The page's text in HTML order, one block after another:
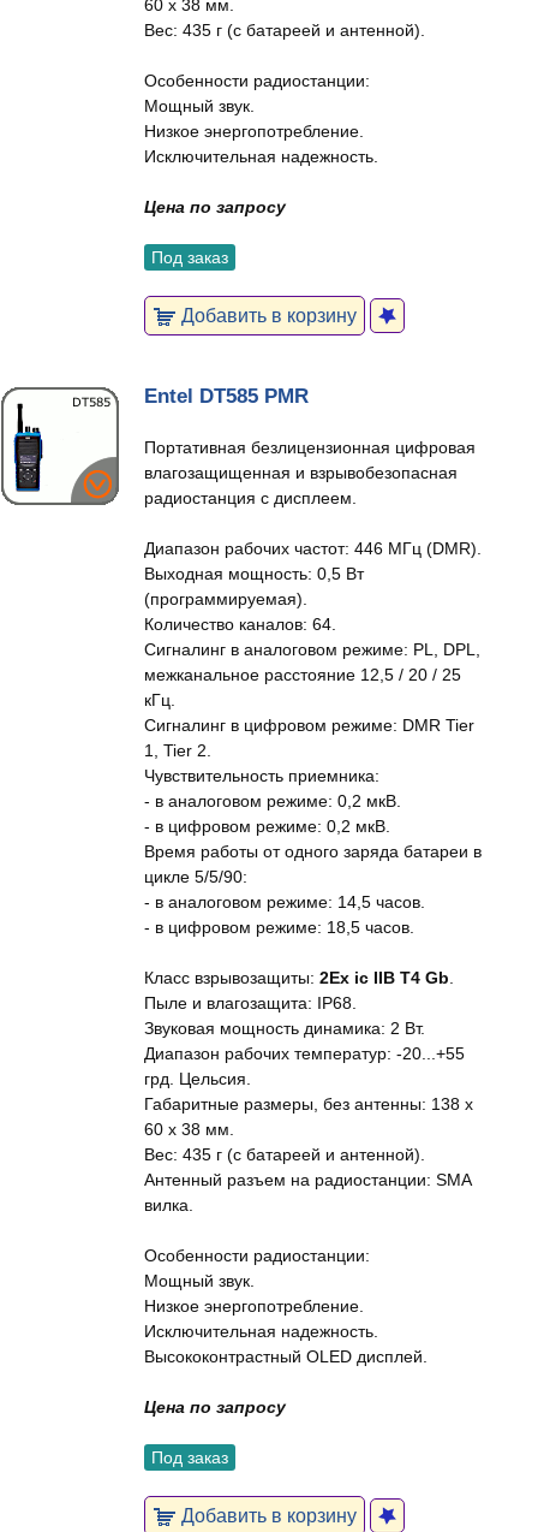
60 x 38 мм.
Вес: 435 г (с батареей и антенной).
Особенности радиостанции:
Мощный звук.
Низкое энергопотребление.
Исключительная надежность.
Цена по запросу
Под заказ
Добавить в корзину
Entel DT585 PMR
Портативная безлицензионная цифровая
влагозащищенная и взрывобезопасная
радиостанция с дисплеем.
Диапазон рабочих частот: 446 МГц (DMR).
Выходная мощность: 0,5 Вт
(программируемая).
Количество каналов: 64.
Сигналинг в аналоговом режиме: PL, DPL,
межканальное расстояние 12,5 / 20 / 25
кГц.
Сигналинг в цифровом режиме: DMR Tier
1, Tier 2.
Чувствительность приемника:
- в аналоговом режиме: 0,2 мкВ.
- в цифровом режиме: 0,2 мкВ.
Время работы от одного заряда батареи в
цикле 5/5/90:
- в аналоговом режиме: 14,5 часов.
- в цифровом режиме: 18,5 часов.
Класс взрывозащиты: 2Ex ic IIB T4 Gb
Пыле и влагозащита: IP68.
Звуковая мощность динамика: 2 Вт.
Диапазон рабочих температур: -20...+55
грд. Цельсия.
Габаритные размеры, без антенны: 138 x
60 x 38 мм.
Вес: 435 г (с батареей и антенной).
Антенный разъем на радиостанции: SMA
вилка.
Особенности радиостанции:
Мощный звук.
Низкое энергопотребление.
Исключительная надежность.
Высококонтрастный OLED дисплей.
Цена по запросу
Под заказ
Добавить в корзину